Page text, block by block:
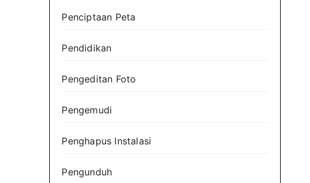
Penciptaan Peta
Pendidikan
Pengeditan Foto
Pengemudi
Penghapus Instalasi
Pengunduh